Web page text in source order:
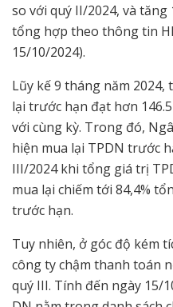
so với quý II/2024, và tăng
tổng hợp theo thông tin
15/10/2024).
Lũy kế 9 tháng năm
lại trước hạn đạt hơn
với cùng kỳ. Trong đó,
hiện mua lại TPDN trước
III/2024 khi tổng giá trị
mua lại chiếm tới 84,4%
trước hạn.
Tuy nhiên, ở góc độ kém
công ty chậm thanh toán
quý III. Tính đến ngày 15/